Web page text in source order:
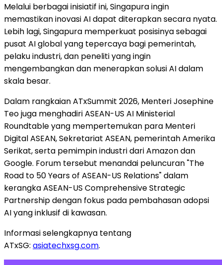
Melalui berbagai inisiatif ini, Singapura ingin
memastikan inovasi AI dapat diterapkan secara nyata.
Lebih lagi, Singapura memperkuat posisinya sebagai
pusat AI global yang tepercaya bagi pemerintah,
pelaku industri, dan peneliti yang ingin
mengembangkan dan menerapkan solusi AI dalam
skala besar.
Dalam rangkaian ATxSummit 2026, Menteri Josephine
Teo juga menghadiri ASEAN-US AI Ministerial
Roundtable yang mempertemukan para Menteri
Digital ASEAN, Sekretariat ASEAN, pemerintah Amerika
Serikat, serta pemimpin industri dari Amazon dan
Google. Forum tersebut menandai peluncuran "The
Road to 50 Years of ASEAN-US Relations" dalam
kerangka ASEAN-US Comprehensive Strategic
Partnership dengan fokus pada pembahasan adopsi
AI yang inklusif di kawasan.
Informasi selengkapnya tentang
ATxSG: asiatechxsg.com.